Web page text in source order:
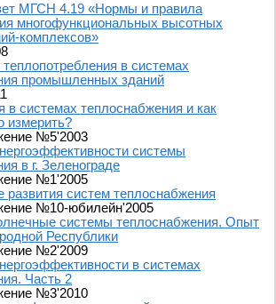
МГСН 4.19 «Нормы и правила
многофункциональных высотных
комплексов»
в системах
промышленных зданий
в системах теплоснабжения и как
измерить?
№5'2003
системы
в г. Зеленограде
№1'2005
развития систем теплоснабжения
№10-юбилейн'2005
системы теплоснабжения. Опыт
Республики
№2'2009
в системах
Часть 2
№3'2010